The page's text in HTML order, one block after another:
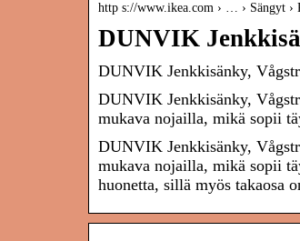
http s://www.ikea.com › … › Sängyt ›
DUNVIK
DUNVIK Jenkkisänky,
DUNVIK Jenkkisänky,
mukava nojailla, mikä sopii
DUNVIK Jenkkisänky,
mukava nojailla, mikä sopii
huonetta, sillä myös takaosa